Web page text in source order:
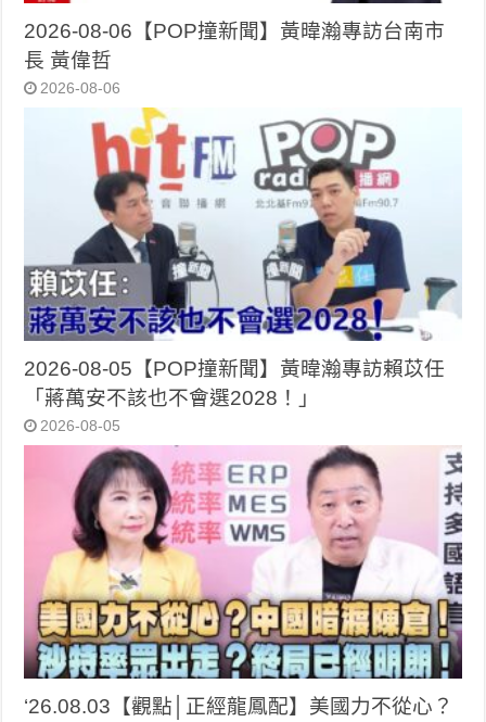
2026-08-06【POP撞新聞】黃暐瀚專訪台南市
長 黃偉哲
2026-08-06
2026-08-05【POP撞新聞】黃暐瀚專訪賴苡任
「蔣萬安不該也不會選2028！」
2026-08-05
‘26.08.03【觀點│正經龍鳳配】美國力不從心？